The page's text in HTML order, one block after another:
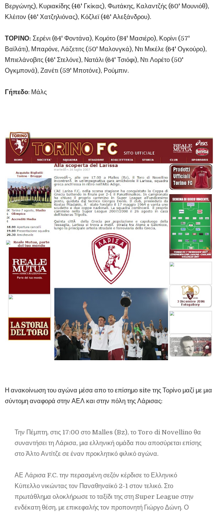
Βεργώνης), Κυριακίδης (46' Γκίκας), Φωτάκης, Καλαντζής (60' Μουνιόθ),
Κλέιτον (46' Χατζηλιόνας), Κόζλεϊ (46' Αλεξάνδρου).
ΤΟΡΙΝΟ: Σερένι (64' Φοντάνα), Κομότο (84' Μασιέρο), Κορίνι (57'
Βαϊλάτι), Μπαρόνε, Λάζετιτς (50' Μαλονγκά), Ντι Μικέλε (64' Ογκούρο),
Μπιελάνοβιτς (46' Στελόνε), Νατάλι (64' Τσιόφι), Ντι Λορέτο (50'
Ογκμπονά), Ζανέτι (59' Μποτόνε), Ρούμπιν.
Γήπεδο: Μάλς
Η ανακοίνωση του αγώνα μέσα απο το επίσημο site της Τορίνο μαζί με μια
σύντομη αναφορά στην ΑΕΛ και στην πόλη της Λάρισας:
Την Πέμπτη, στις 17:00 στο Malles (Bz), το Toro di Novellino θα
συναντήσει τη Λάρισα, μια ελληνική ομάδα που αποσύρεται επίσης
στο Άλτο Αντίτζε σε έναν προκλητικό φιλικό αγώνα.
ΑΕ Λάρισα F.C. την περασμένη σεζόν κέρδισε το Ελληνικό
Κύπελλο νικώντας τον Παναθηναϊκό 2-1 στον τελικό. Στο
πρωτάθλημα ολοκλήρωσε το ταξίδι της στη Super League στην
ενδέκατη θέση, με επικεφαλής τον προπονητή Γιώργο Δώνη. Ο